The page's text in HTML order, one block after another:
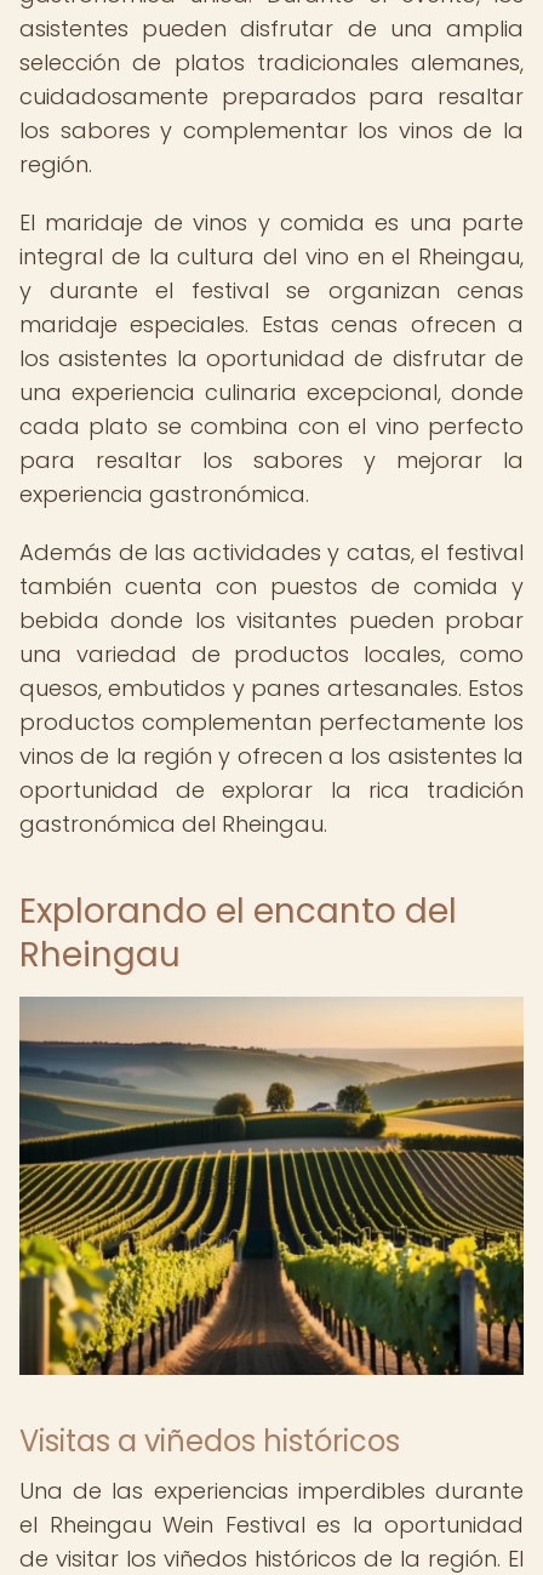
asistentes pueden disfrutar de una amplia
selección de platos tradicionales alemanes,
cuidadosamente preparados para resaltar
los sabores y complementar los vinos de la
región.
El maridaje de vinos y comida es una parte
integral de la cultura del vino en el Rheingau,
y durante el festival se organizan cenas
maridaje especiales. Estas cenas ofrecen a
los asistentes la oportunidad de disfrutar de
una experiencia culinaria excepcional, donde
cada plato se combina con el vino perfecto
para resaltar los sabores y mejorar la
experiencia gastronómica.
Además de las actividades y catas, el festival
también cuenta con puestos de comida y
bebida donde los visitantes pueden probar
una variedad de productos locales, como
quesos, embutidos y panes artesanales. Estos
productos complementan perfectamente los
vinos de la región y ofrecen a los asistentes la
oportunidad de explorar la rica tradición
gastronómica del Rheingau.
Explorando el encanto del
Rheingau
Visitas a viñedos históricos
Una de las experiencias imperdibles durante
el Rheingau Wein Festival es la oportunidad
de visitar los viñedos históricos de la región. El